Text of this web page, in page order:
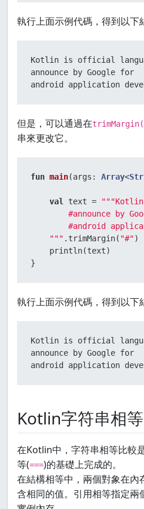
執行上面示例代碼，得到以下
Kotlin is official
announce by Google for
android application
但是，可以通過在
串來更改它。
fun main(args: Array<
val text =
#announce by
#android
    """
.trimMargin( "#")
    println(text)
}
執行上面示例代碼，得到以下
Kotlin is official
announce by Google for
android application
Kotlin字符串相等
在Kotlin中，字符串相等比較
等(===)的基礎上完成的。
在結構相等中，兩個對象在內
含相同的值。引用相等指定兩